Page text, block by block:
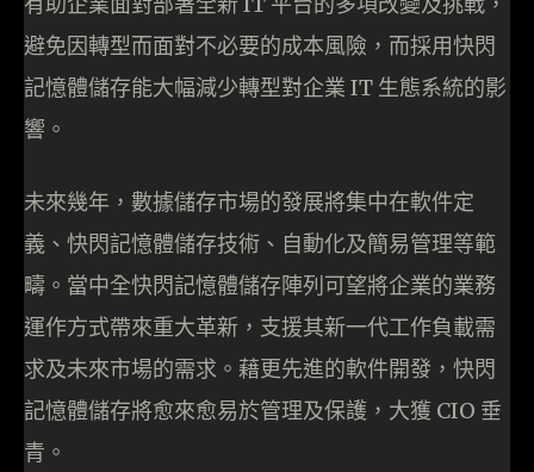
避免因轉型而面對不必要的成本風險，而採用快閃
記憶體儲存能大幅減少轉型對企業 IT 生態系統的影
響。
未來幾年，數據儲存市場的發展將集中在軟件定
義、快閃記憶體儲存技術、自動化及簡易管理等範
疇。當中全快閃記憶體儲存陣列可望將企業的業務
運作方式帶來重大革新，支援其新一代工作負載需
求及未來市場的需求。藉更先進的軟件開發，快閃
記憶體儲存將愈來愈易於管理及保護，大獲 CIO 垂
青。